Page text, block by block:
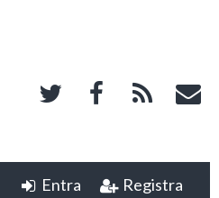
Entra Registra